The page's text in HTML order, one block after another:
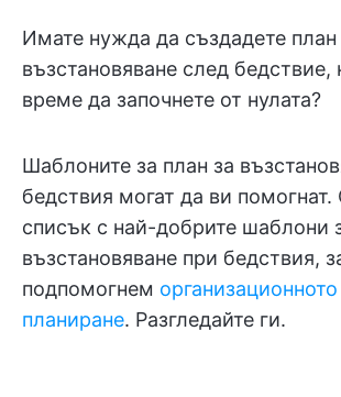
Имате нужда да създадете план
възстановяване след бедствие,
време да започнете от нулата?
Шаблоните за план за
бедствия могат да ви
списък с най-добрите шаблони
възстановяване при бедствия,
подпомогнем организационното
планиране. Разгледайте ги.